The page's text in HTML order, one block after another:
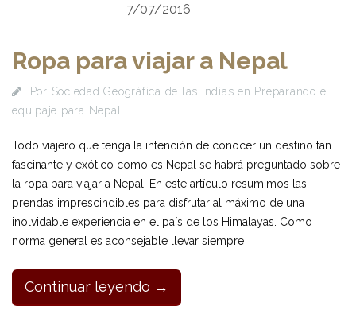
7/07/2016
Ropa para viajar a Nepal
Por Sociedad Geográfica de las Indias en Preparando el
equipaje para Nepal
Todo viajero que tenga la intención de conocer un destino tan
fascinante y exótico como es Nepal se habrá preguntado sobre
la ropa para viajar a Nepal. En este artículo resumimos las
prendas imprescindibles para disfrutar al máximo de una
inolvidable experiencia en el país de los Himalayas. Como
norma general es aconsejable llevar siempre
Continuar leyendo →